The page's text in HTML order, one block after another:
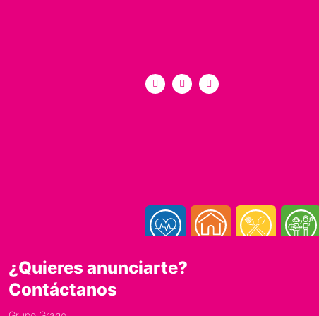
¿Quieres anunciarte?
Contáctanos